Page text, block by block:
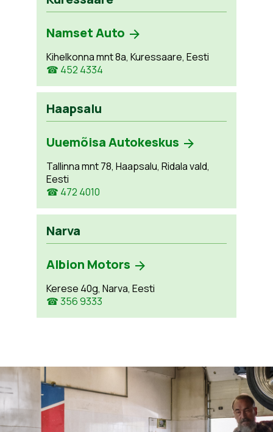
Namset Auto
Kihelkonna mnt 8a, Kuressaare, Eesti
☎ 452 4334
Haapsalu
Uuemõisa Autokeskus
Tallinna mnt 78, Haapsalu, Ridala vald,
Eesti
☎ 472 4010
Narva
Albion Motors
Kerese 40g, Narva, Eesti
☎ 356 9333